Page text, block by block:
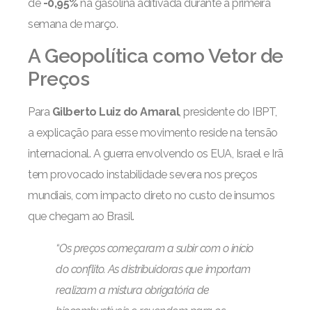
de -0,95%na gasolina aditivada durante a primeira
semana de março.
A Geopolítica como Vetor de
Preços
Para Gilberto Luiz do Amaral, presidente do IBPT,
a explicação para esse movimento reside na tensão
internacional. A guerra envolvendo os EUA, Israel e Irã
tem provocado instabilidade severa nos preços
mundiais, com impacto direto no custo de insumos
que chegam ao Brasil.
“Os preços começaram a subir com o início
do conflito. As distribuidoras que importam
realizam a mistura obrigatória de